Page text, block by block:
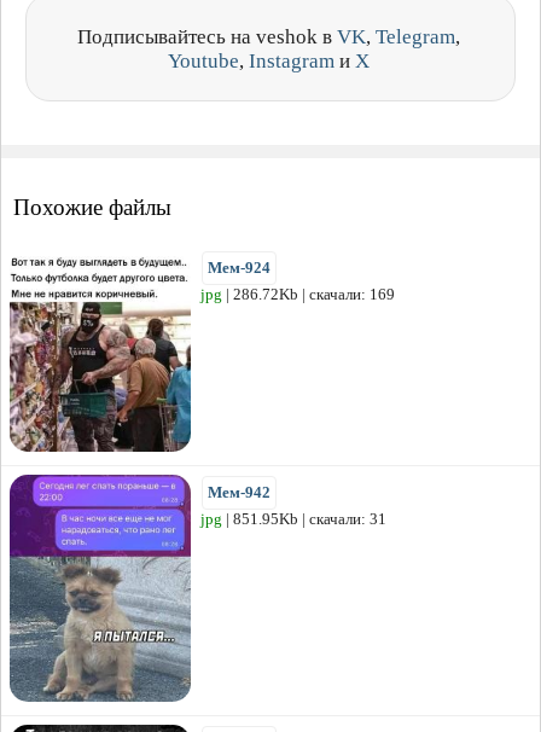
Подписывайтесь на veshok в VK, Telegram,
Youtube, Instagram и X
Похожие файлы
Мем-924
jpg | 286.72Kb | скачали: 169
Мем-942
jpg | 851.95Kb | скачали: 31